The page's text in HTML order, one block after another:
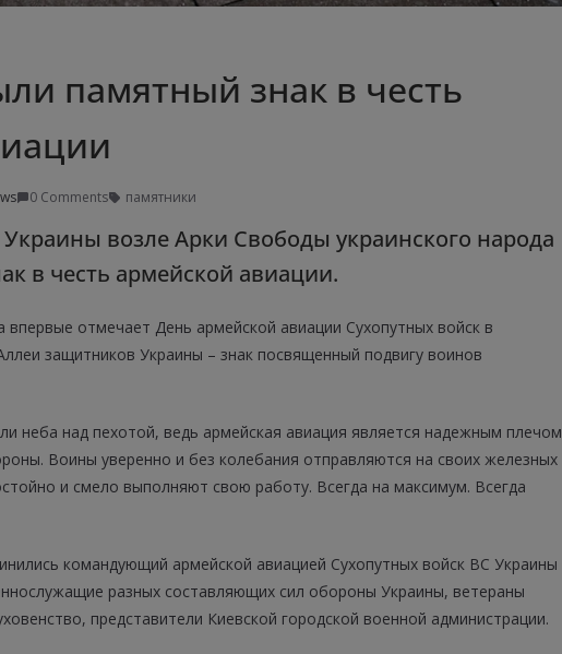
памятный знак в честь
0 Comments памятники
возле Арки Свободы украинского народа
в честь армейской авиации.
впервые отмечает День армейской авиации Сухопутных войск в
защитников Украины – знак посвященный подвигу воинов
неба над пехотой, ведь армейская авиация является надежным плечом
Воины уверенно и без колебания отправляются на своих железных
и смело выполняют свою работу. Всегда на максимум. Всегда
командующий армейской авиацией Сухопутных войск ВС Украины
разных составляющих сил обороны Украины, ветераны
представители Киевской городской военной администрации.